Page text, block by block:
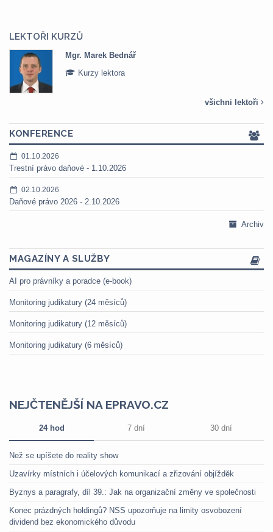
LEKTOŘI KURZŮ
Mgr. Marek Bednář
Kurzy lektora
všichni lektoři
KONFERENCE
01.10.2026
Trestní právo daňové - 1.10.2026
02.10.2026
Daňové právo 2026 - 2.10.2026
Archiv
MAGAZÍNY A SLUŽBY
AI pro právníky a poradce (e-book)
Monitoring judikatury (24 měsíců)
Monitoring judikatury (12 měsíců)
Monitoring judikatury (6 měsíců)
NEJČTENĚJŠÍ NA EPRAVO.CZ
24 hod 7 dní 30 dní
Než se upíšete do reality show
Uzavírky místních i účelových komunikací a zřizování objížděk
Byznys a paragrafy, díl 39.: Jak na organizační změny ve společnosti
Konec prázdných holdingů? NSS upozorňuje na limity osvobození
dividend bez ekonomického důvodu